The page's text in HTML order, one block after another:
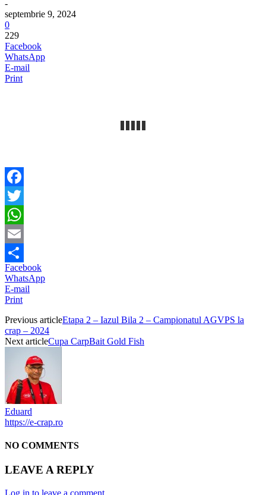
-
septembrie 9, 2024
0
229
Facebook
WhatsApp
E-mail
Print
Facebook
Twitter
WhatsApp
Email
Partajează
Facebook
WhatsApp
E-mail
Print
Previous articleEtapa 2 – Iazul Bila 2 – Campionatul AGVPS la
crap – 2024
Next articleCupa CarpBait Gold Fish
Eduard
https://e-crap.ro
NO COMMENTS
LEAVE A REPLY
Log in to leave a comment